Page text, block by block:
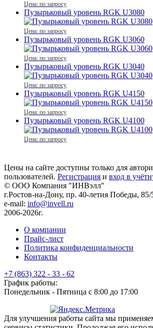
Цена: по запросу
Пузырьковый уровень RGK U3080
Цена: по запросу
Пузырьковый уровень RGK U3060
Цена: по запросу
Пузырьковый уровень RGK U3040
Цена: по запросу
Пузырьковый уровень RGK U4150
Цена: по запросу
Пузырьковый уровень RGK U4100
Цена: по запросу
Цены на сайте доступны только для
пользователей. Регистрация и вход в
© ООО Компания "ИНВэлл"
г.Ростов-на-Дону, пр. 40-летия Победы,
e-mail: info@invell.ru
2006-2026г.
О компании
Прайс-лист
Политика конфиденциальности
Контакты
+7 (863) 322 - 33 - 62
График работы:
Понедельник - Пятница с 8:00 до 17:00
Для улучшения работы сайта мы